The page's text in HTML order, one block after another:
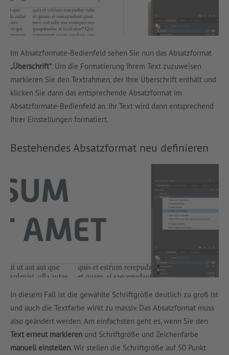
Im Absatzformate-Bedienfeld sehen Sie nun das Absatzformat
„Überschrift“. Um die Formatierung Ihrem Text zuzuweisen
markieren Sie den Textrahmen, der Ihre Überschrift enthält und
klicken Sie dann das entsprechende Absatzformat im
Absatzformate-Bedienfeld an. Ihr Text wird dann entsprechend
Ihrer Einstellungen formatiert.
Bestehendes Absatzformat neu definieren
In diesem Fall ist die gewählte Schriftgröße deutlich zu groß ist
und auch die Textfarbe wirkt zu massiv. Das Absatzformat muss
also geändert werden. Am einfachsten geht es, wenn Sie den
Text erneut markieren und Schriftgröße und Zeichenfarbe
manuell einstellen. Wir stellen die Schriftgröße auf 50 Punkt